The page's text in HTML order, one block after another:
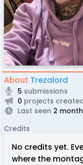
About Trezalord
5 submissions
0 projects
Last seen 2
Credits
No credits yet.
where the